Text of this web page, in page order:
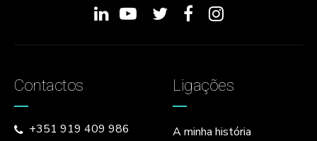
Contactos
+351 919 409 986
Ligações
A minha história